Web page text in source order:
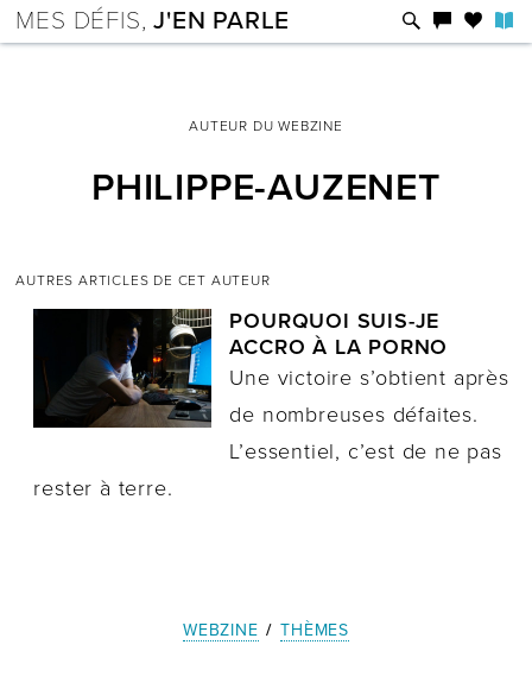
MES DÉFIS,J'EN PARLE
AUTEUR DU WEBZINE
PHILIPPE-AUZENET
AUTRES ARTICLES DE CET AUTEUR
POURQUOI SUIS-JE
ACCRO À LA PORNO
Une victoire s’obtient après
de nombreuses défaites.
L’essentiel, c’est de ne pas
rester à terre.
WEBZINE / THÈMES